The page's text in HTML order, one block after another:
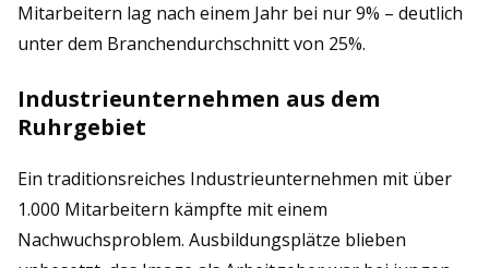
Mitarbeitern lag nach einem Jahr bei nur 9% – deutlich
unter dem Branchendurchschnitt von 25%.
Industrieunternehmen aus dem
Ruhrgebiet
Ein traditionsreiches Industrieunternehmen mit über
1.000 Mitarbeitern kämpfte mit einem
Nachwuchsproblem. Ausbildungsplätze blieben